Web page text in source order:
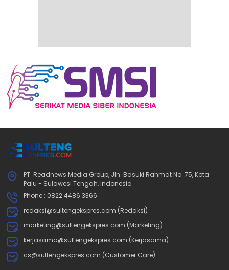
PT. Readnews Media Group, Jln. Basuki Rahmat No. 75, Kota
Palu - Sulawesi Tengah, Indonesia
Phone : 0822 4486 3366
redaksi@sultengekspres.com (Redaksi)
marketing@sultengekspres.com (Marketing)
kerjasama@sultengekspres.com (Kerjasama)
cs@sultengekspres.com (Customer Care)